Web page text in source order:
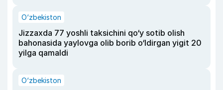
O‘zbekiston
Jizzaxda 77 yoshli taksichini qo‘y sotib olish
bahonasida yaylovga olib borib o‘ldirgan yigit 20
yilga qamaldi
O‘zbekiston